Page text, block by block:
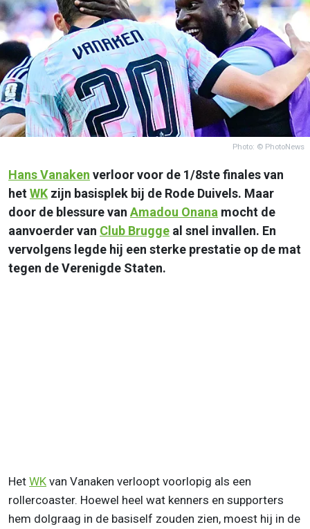
Photo: © PhotoNews
Hans Vanaken verloor voor de 1/8ste finales van
hetWK zijn basisplek bij de Rode Duivels. Maar
door de blessure van Amadou Onana mocht de
aanvoerder van Club Brugge al snel invallen. En
vervolgens legde hij een sterke prestatie op de mat
tegen de Verenigde Staten.
Het WK van Vanaken verloopt voorlopig als een
rollercoaster. Hoewel heel wat kenners en supporters
hem dolgraag in de basiself zouden zien, moest hij in de